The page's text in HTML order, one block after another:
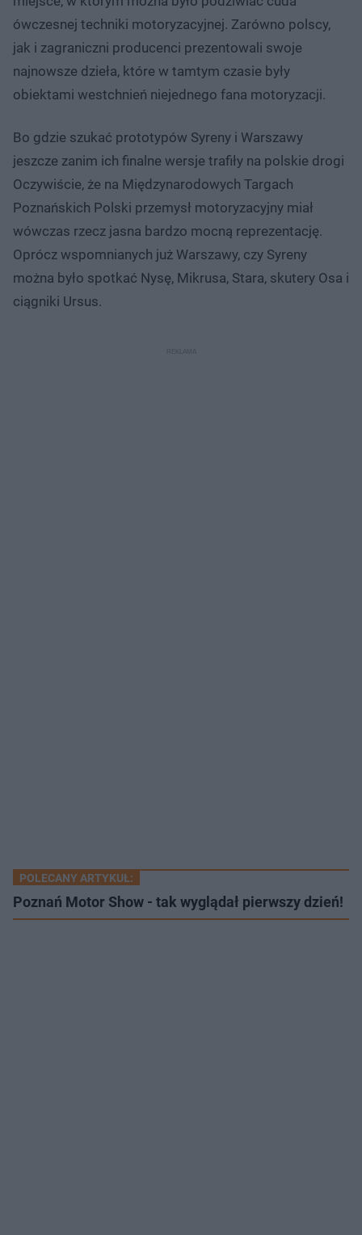
ówczesnej techniki motoryzacyjnej. Zarówno polscy,
jak i zagraniczni producenci prezentowali swoje
najnowsze dzieła, które w tamtym czasie były
obiektami westchnień niejednego fana motoryzacji.
Bo gdzie szukać prototypów Syreny i Warszawy
jeszcze zanim ich finalne wersje trafiły na polskie drogi
Oczywiście, że na Międzynarodowych Targach
Poznańskich Polski przemysł motoryzacyjny miał
wówczas rzecz jasna bardzo mocną reprezentację.
Oprócz wspomnianych już Warszawy, czy Syreny
można było spotkać Nysę, Mikrusa, Stara, skutery Osa i
ciągniki Ursus.
POLECANY ARTYKUŁ:
Poznań Motor Show - tak wyglądał pierwszy dzień!